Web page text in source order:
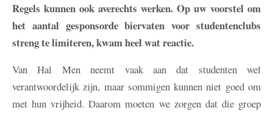
Regels kunnen ook averechts werken. Op uw voorstel om
het aantal gesponsorde biervaten voor studentenclubs
streng te limiteren, kwam heel wat reactie.
Van Hal Men neemt vaak aan dat studenten wel
verantwoordelijk zijn, maar sommigen kunnen niet goed om
met hun vrijheid. Daarom moeten we zorgen dat die groep